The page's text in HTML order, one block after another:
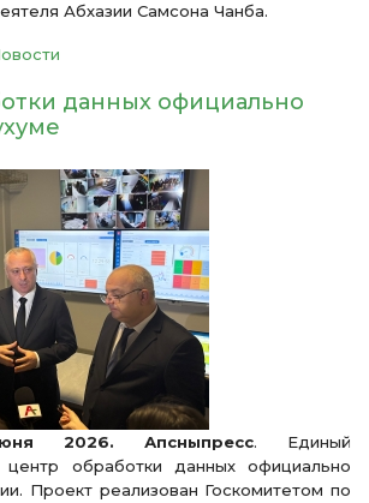
Абхазии Самсона Чанба.
данных официально
2026. Апсныпресс. Единый
центр обработки данных официально
Проект реализован Госкомитетом по